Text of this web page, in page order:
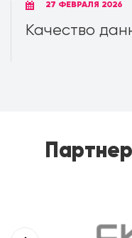
27 ФЕВРАЛЯ 2026
Качество